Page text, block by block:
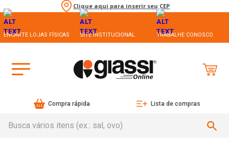
Clique aqui para inserir seu CEP
ENCARTE LOJAS FÍSICAS SITE INSTITUCIONAL TRABALHE CONOSCO
Compra rápida Lista de compras